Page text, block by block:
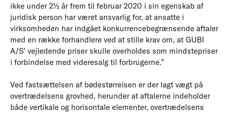
ikke under 2½ år frem til februar 2020 i sin egenskab af
juridisk person har været ansvarlig for, at ansatte i
virksomheden har indgået konkurrencebegrænsende aftaler
med en række forhandlere ved at stille krav om, at GUBI
A/S’ vejledende priser skulle overholdes som mindstepriser
i forbindelse med videresalg til forbrugerne.”
Ved fastsættelsen af bødestørrelsen er der lagt vægt på
overtrædelsens grovhed, herunder at aftalerne indeholder
både vertikale og horisontale elementer, overtrædelsens